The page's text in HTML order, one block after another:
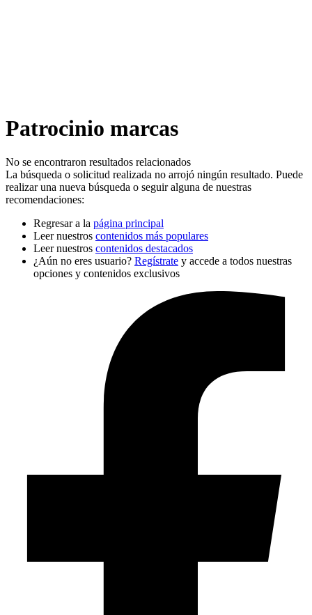
Patrocinio marcas
No se encontraron resultados relacionados
La búsqueda o solicitud realizada no arrojó ningún resultado. Puede
realizar una nueva búsqueda o seguir alguna de nuestras
recomendaciones:
Regresar a la página principal
Leer nuestros contenidos más populares
Leer nuestros contenidos destacados
¿Aún no eres usuario? Regístrate y accede a todos nuestras
opciones y contenidos exclusivos